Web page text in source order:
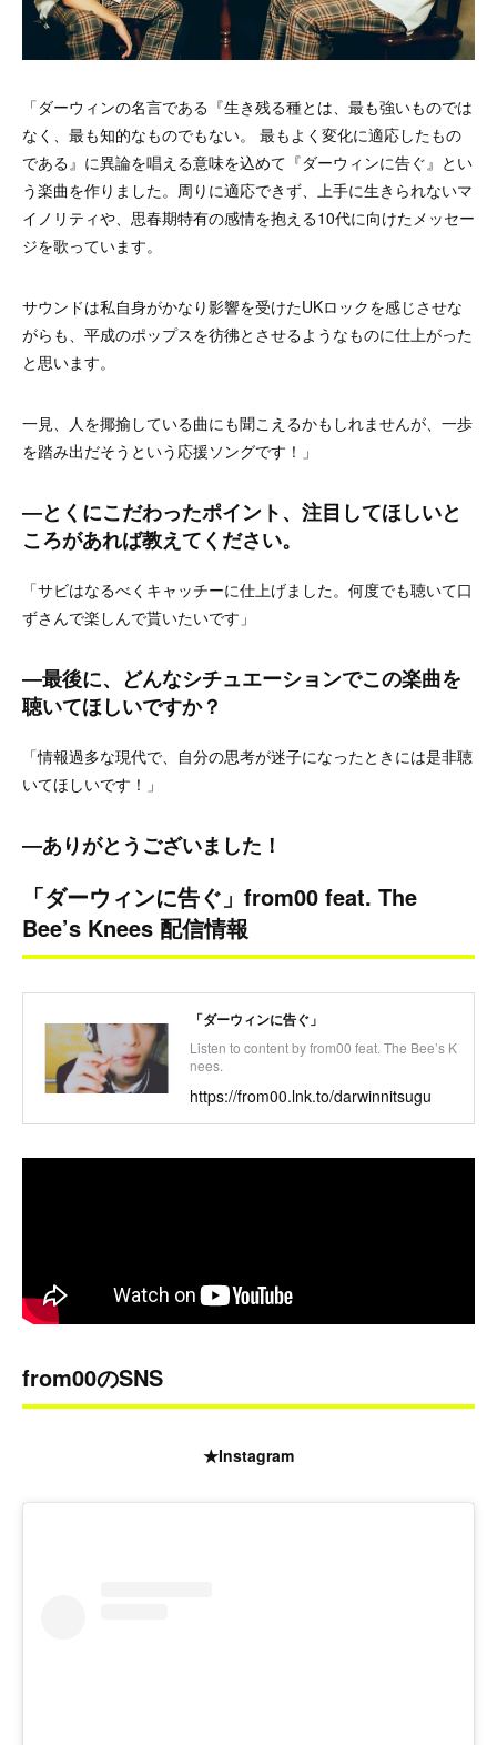
「ダーウィンの名言である『生き残る種とは、最も強いものでは
なく、最も知的なものでもない。 最もよく変化に適応したもの
である』に異論を唱える意味を込めて『ダーウィンに告ぐ』とい
う楽曲を作りました。周りに適応できず、上手に生きられないマ
イノリティや、思春期特有の感情を抱える10代に向けたメッセー
ジを歌っています。
サウンドは私自身がかなり影響を受けたUKロックを感じさせな
がらも、平成のポップスを彷彿とさせるようなものに仕上がった
と思います。
一見、人を揶揄している曲にも聞こえるかもしれませんが、一歩
を踏み出だそうという応援ソングです！」
―とくにこだわったポイント、注目してほしいと
ころがあれば教えてください。
「サビはなるべくキャッチーに仕上げました。何度でも聴いて口
ずさんで楽しんで貰いたいです」
―最後に、どんなシチュエーションでこの楽曲を
聴いてほしいですか？
「情報過多な現代で、自分の思考が迷子になったときには是非聴
いてほしいです！」
―ありがとうございました！
「ダーウィンに告ぐ」from00 feat. The
Bee’s Knees 配信情報
「ダーウィンに告ぐ」
Listen to content by from00 feat. The Bee’s K
nees.
https://from00.lnk.to/darwinnitsugu
from00のSNS
★Instagram